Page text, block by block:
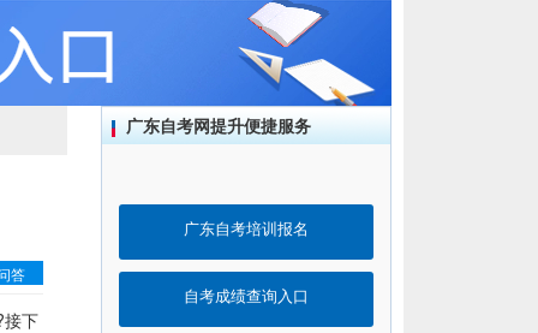
答
下
广东自考网提升便捷服务
广东自考培训报名
自考成绩查询入口